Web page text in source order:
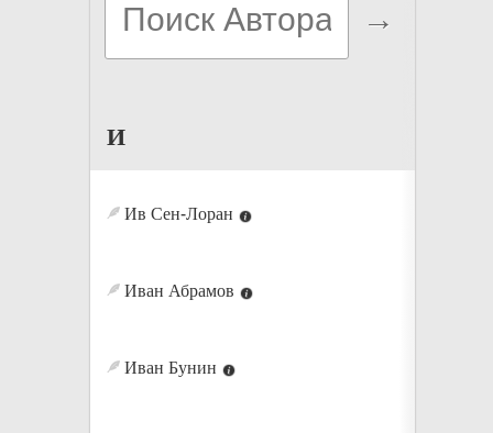
И
Ив Сен-Лоран
Иван Абрамов
Иван Бунин